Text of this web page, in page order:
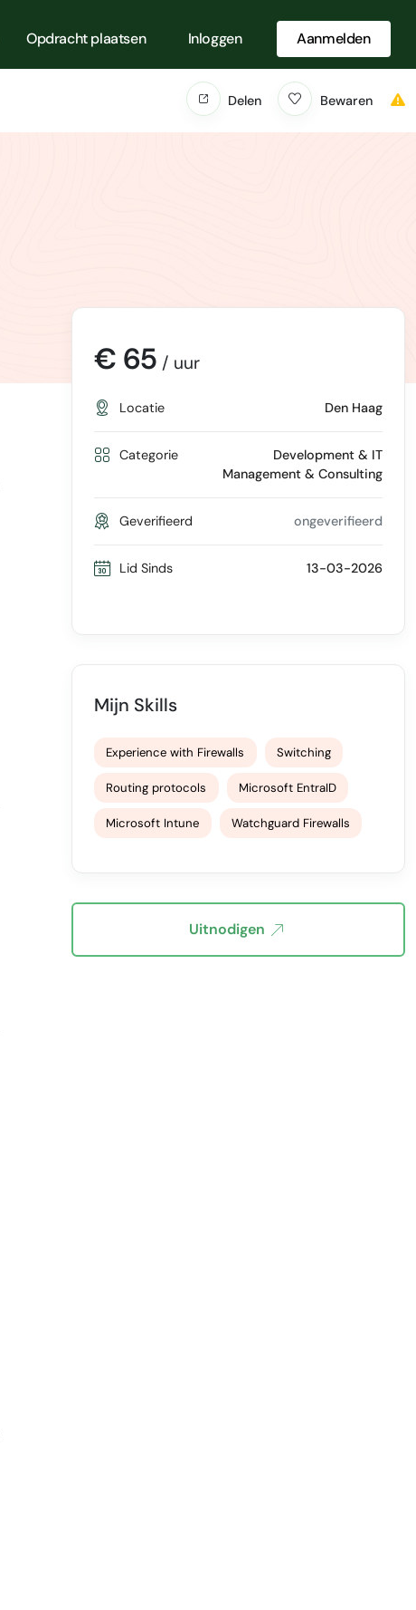
Opdracht plaatsen Inloggen Aanmelden
Delen Bewaren
€ 65 / uur
Locatie Den Haag
Categorie
Development & IT
Management & Consulting
Geverifieerd ongeverifieerd
Lid Sinds 13-03-2026
Mijn Skills
Experience with Firewalls Switching
Routing protocols Microsoft EntraID
Microsoft Intune Watchguard Firewalls
Uitnodigen